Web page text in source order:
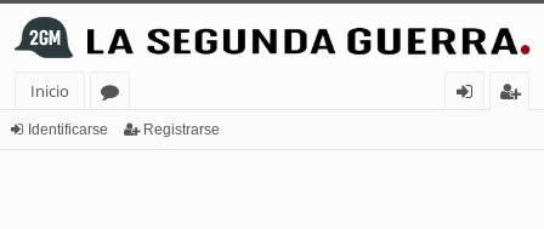
Inicio
or
Identificarse Registrarse